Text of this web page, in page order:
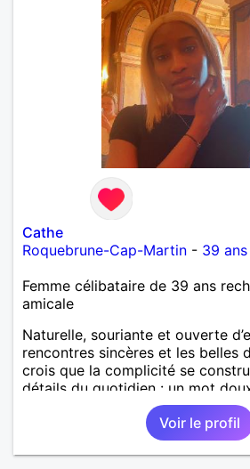
Cathe
Roquebrune-Cap-Martin - 39 ans
Femme célibataire de 39 ans
amicale
Naturelle, souriante et ouverte
rencontres sincères et les belles
crois que la complicité se
détails du quotidien : un mot
main qui se tend. Je cherche une
faite de respect, de passion et
Naturelle, souriante et ouverte
rencontres sincères et les belles
Voir le profil